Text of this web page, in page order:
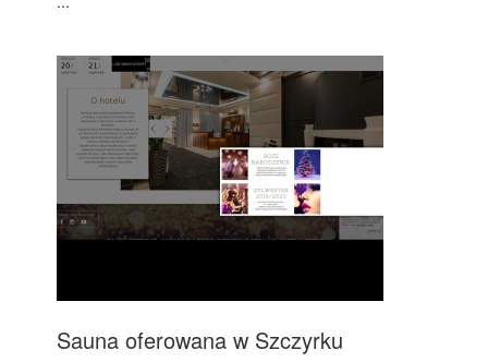
Sauna oferowana w Szczyrku